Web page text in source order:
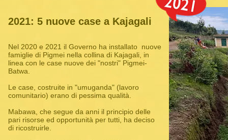
2021: 5 nuove case a Kajagali
Nel 2020 e 2021 il Governo ha installato nuove
famiglie di Pigmei nella collina di Kajagali, in
linea con le case nuove dei "nostri" Pigmei-
Batwa.
Le case, costruite in "umuganda" (lavoro
comunitario) erano di pessima qualità.
Mabawa, che segue da anni il principio delle
pari risorse ed opportunità per tutti, ha deciso
di ricostruirle.